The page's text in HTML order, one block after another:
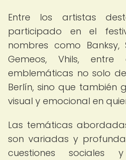
Entre los artistas
participado en el
nombres como Banksy,
Gemeos, Vhils,
emblemáticas no solo
Berlín, sino que también
visual y emocional en
Las temáticas
son variadas y
cuestiones sociales